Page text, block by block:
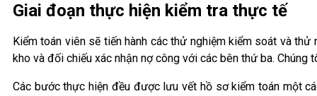
Giai đoạn thực hiện kiểm tra thực tế
Kiểm toán viên sẽ tiến hành các thử nghiệm kiểm soát và
kho và đối chiếu xác nhận nợ công với các bên thứ ba.
Các bước thực hiện đều được lưu vết hồ sơ kiểm toán một